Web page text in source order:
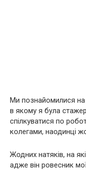
Ми познайомилися на
в якому я була
спілкуватися по
колегами, наодинці
Жодних натяків, на
адже він ровесник